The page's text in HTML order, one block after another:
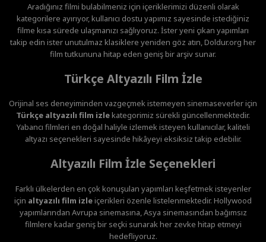
Aradığınız filmi bulabilmeniz için içeriklerimizi düzenli olarak
kategorilere ayırıyor, kullanıcı dostu yapımız sayesinde istediğiniz
filme kısa sürede ulaşmanızı sağlıyoruz. İster yeni çıkan yapımları
takip edin ister unutulmaz klasiklere yeniden göz atın, Doldur.org her
film tutkununa hitap eden geniş bir arşiv sunar.
Türkçe Altyazılı Film İzle
Orijinal ses deneyiminden vazgeçmek istemeyen sinemaseverler için
Türkçe altyazılı film izlekategorimiz sürekli güncellenmektedir.
Yabancı filmleri en doğal haliyle izlemek isteyen kullanıcılar, kaliteli
altyazı seçenekleri sayesinde hikâyeyi eksiksiz takip edebilir.
Altyazılı Film İzle Seçenekleri
Farklı ülkelerden en çok konuşulan yapımları keşfetmek isteyenler
için altyazılı film izleiçerikleri özenle listelenmektedir. Hollywood
yapımlarından Avrupa sinemasına, Asya sinemasından bağımsız
filmlere kadar geniş bir seçki sunarak her zevke hitap etmeyi
hedefliyoruz.